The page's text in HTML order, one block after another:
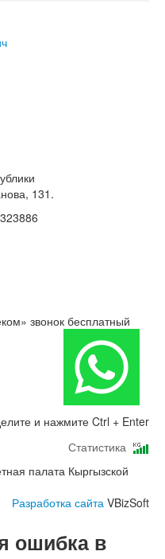
131.
звонок бесплатный
и нажмите Ctrl + Enter
Статистика
палата Кыргызской
Разработка сайта VBizSoft
ошибка в